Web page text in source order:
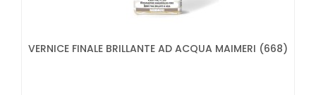
VERNICE FINALE BRILLANTE AD ACQUA MAIMERI (668)